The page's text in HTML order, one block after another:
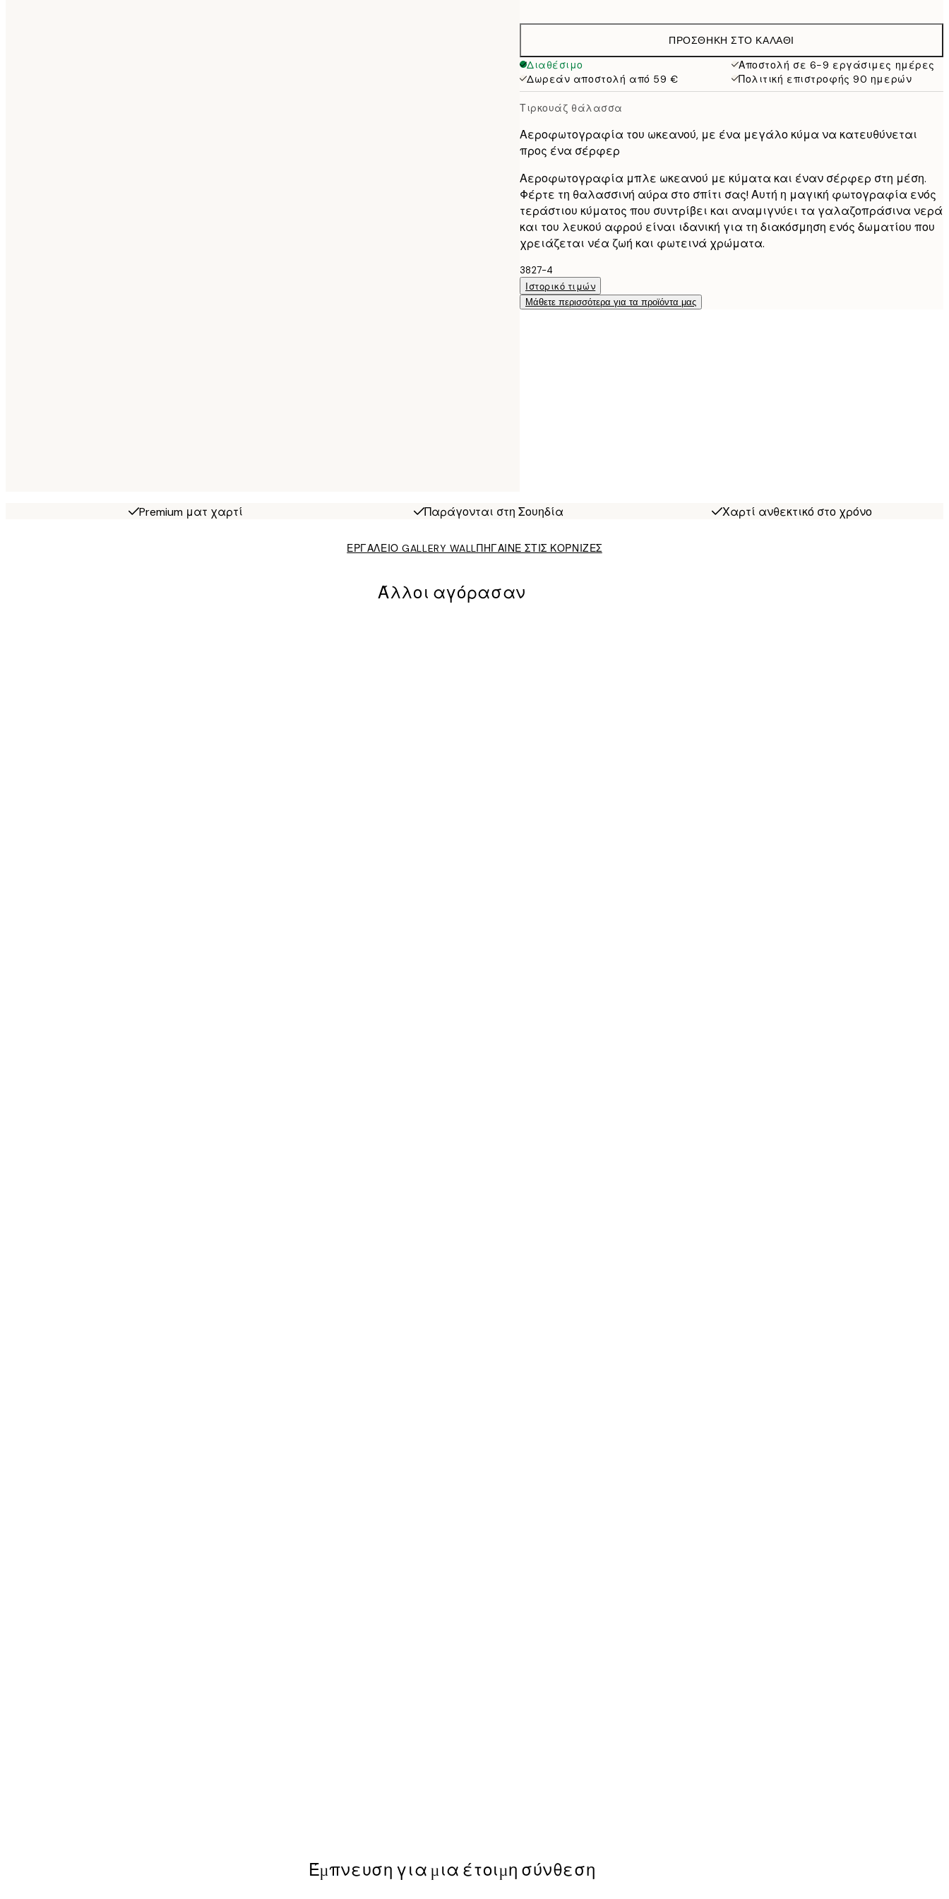
19,95 €
27,45 €
50x70 cm 16,23 €
32,45 €
70x100 cm
ΠΡΟΣΘΉΚΗ ΣΤΟ ΚΑΛΆΘΙ
Διαθέσιμο
Αποστολή σε 6-9 εργάσιμες ημέρες
Δωρεάν αποστολή από 59 €
Πολιτική επιστροφής 90 ημερών
Τιρκουάζ θάλασσα
Αεροφωτογραφία του ωκεανού, με ένα μεγάλο κύμα να κατευθύνεται
προς ένα σέρφερ
Αεροφωτογραφία μπλε ωκεανού με κύματα και έναν σέρφερ στη μέση.
Φέρτε τη θαλασσινή αύρα στο σπίτι σας! Αυτή η μαγική φωτογραφία ενός
τεράστιου κύματος που συντρίβει και αναμιγνύει τα γαλαζοπράσινα νερά
και του λευκού αφρού είναι ιδανική για τη διακόσμηση ενός δωματίου που
χρειάζεται νέα ζωή και φωτεινά χρώματα.
3827-4
Ιστορικό τιμών
Μάθετε περισσότερα για τα προϊόντα μας
Premium ματ χαρτί Παράγονται στη Σουηδία Χαρτί ανθεκτικό στο χρόνο
ΕΡΓΑΛΕΙΟ GALLERY WALLΠΗΓΑΙΝΕ ΣΤΙΣ ΚΟΡΝΙΖΕΣ
Άλλοι αγόρασαν
Έμπνευση για μια έτοιμη σύνθεση